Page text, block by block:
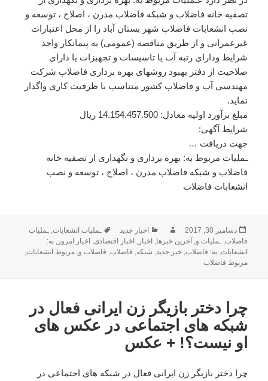
تصفیه خانه فاضلاب و شبکه فاضلاب مدرن ، اصلاح ، توسعه و
نصب انشعابات فاضلاب شهر بستان آباد را از محل اعتبارات
غیرعمرانی و از طریق مناقصه (عمومی) به پیمانکار واجد
شرایط ودارای رتبه آب یا تاسیسات و تجهیزات یا دارای
صلاحیت از دفتر بهبود روشهای بهره برداری فاضلاب شرکت
مهندسی آب و فاضلاب کشور متناسب با ظرفیت کاری واگذار
نماید.
مبلغ برآورد اولیه معادل: 14.154.457.500 ریال
شرایط آگهی:
جهت دریافت …
ـملیات مربوط به: بهره برداری و نگهداری از تصفیه خانه
فاضلاب و شبکه فاضلاب مدرن ، اصلاح ، توسعه و نصب
انشعابات فاضلاب
ارسال
شده
در
دسامبر 30, 2017 نویسندهدسته‌ها
اخبار جدید برچسب‌ها
ـملیات انشعابات,ـملیات
فاضلاب,ـملیات و, آخرین خبرها, اخبار, اخبار اقتصادی, اخبار امروز,به:
انشعابات,به: فاضلاب,خبر جدید, شبکه, فاضلاب, فاضلاب و,مربوط انشعابات,
مربوط فاضلاب
چرا دختر بازیگر زن ایرانی فعال در
شبکه های اجتماعی در عکس های
او نیست؟! + عکس
چرا دختر بازیگر زن ایرانی فعال در شبکه های اجتماعی در